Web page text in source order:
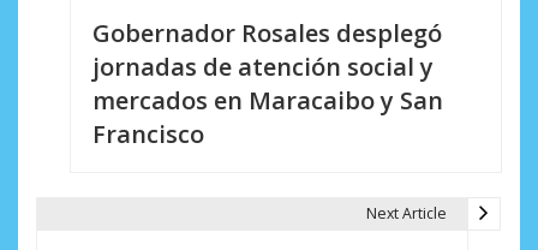
Gobernador Rosales desplegó
jornadas de atención social y
mercados en Maracaibo y San
Francisco
Next Article